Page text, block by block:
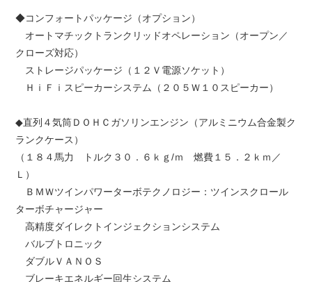
◆コンフォートパッケージ（オプション）
オートマチックトランクリッドオペレーション（オープン／
クローズ対応）
ストレージパッケージ（１２Ｖ電源ソケット）
ＨｉＦｉスピーカーシステム（２０５Ｗ１０スピーカー）
◆直列４気筒ＤＯＨＣガソリンエンジン（アルミニウム合金製ク
ランクケース）
（１８４馬力 トルク３０．６ｋｇ/ｍ 燃費１５．２ｋｍ／
Ｌ）
ＢＭＷツインパワーターボテクノロジー：ツインスクロール
ターボチャージャー
高精度ダイレクトインジェクションシステム
バルブトロニック
ダブルＶＡＮＯＳ
ブレーキエネルギー回生システム